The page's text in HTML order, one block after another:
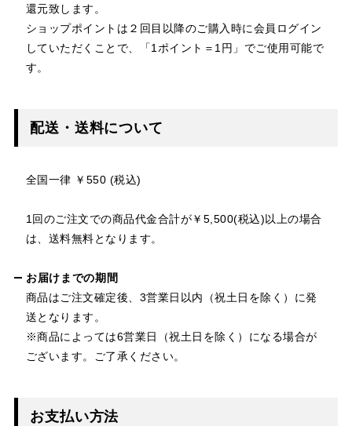
還元致します。
ショップポイントは２回目以降のご購入時に会員ログイン
していただくことで、「1ポイント＝1円」でご使用可能で
す。
配送・送料について
全国一律 ￥550 (税込)
1回のご注文での商品代金合計が￥5,500(税込)以上の場合
は、送料無料となります。
お届けまでの期間
商品はご注文確定後、3営業日以内（祝土日を除く）に発
送となります。
※商品によっては6営業日（祝土日を除く）になる場合が
ございます。ご了承ください。
お支払い方法